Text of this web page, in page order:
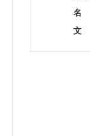
名
文